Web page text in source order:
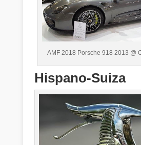
AMF 2018 Porsche 918 2013 @
Hispano-Suiza